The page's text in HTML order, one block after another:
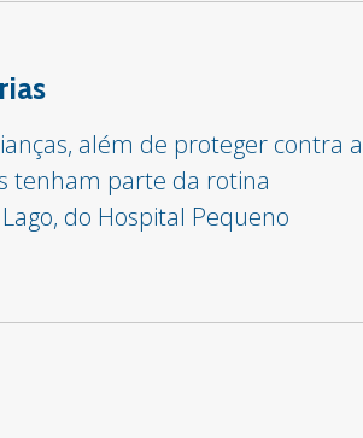
além de proteger contra a
tenham parte da rotina
do Hospital Pequeno